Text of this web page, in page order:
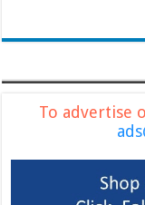
To advertise